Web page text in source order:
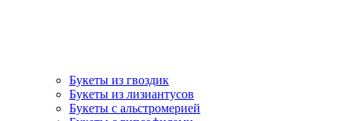
Букеты из гвоздик
Букеты из лизиантусов
Букеты с альстромерией